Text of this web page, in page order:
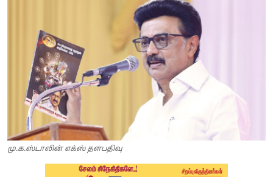
மு.க.ஸ்டாலின் எக்ஸ் தளபதிவு